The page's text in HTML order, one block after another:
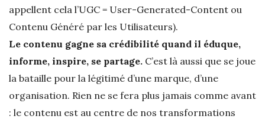
appellent cela l’UGC = User-Generated-Content ou
Contenu Généré par les Utilisateurs).
Le contenu gagne sa crédibilité quand il éduque,
informe, inspire, se partage. C’est là aussi que se joue
la bataille pour la légitimé d’une marque, d’une
organisation. Rien ne se fera plus jamais comme avant
: le contenu est au centre de nos transformations